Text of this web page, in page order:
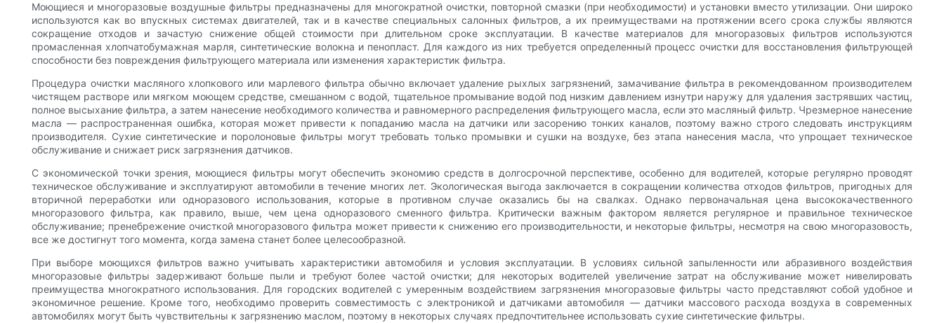
Моющиеся и многоразовые воздушные фильтры предназначены для многократной очистки, повторной смазки (при необходимости) и установки вместо утилизации. Они широко
используются как во впускных системах двигателей, так и в качестве специальных салонных фильтров, а их преимуществами на протяжении всего срока службы являются
сокращение отходов и зачастую снижение общей стоимости при длительном сроке эксплуатации. В качестве материалов для многоразовых фильтров используются
промасленная хлопчатобумажная марля, синтетические волокна и пенопласт. Для каждого из них требуется определенный процесс очистки для восстановления фильтрующей
способности без повреждения фильтрующего материала или изменения характеристик фильтра.
Процедура очистки масляного хлопкового или марлевого фильтра обычно включает удаление рыхлых загрязнений, замачивание фильтра в рекомендованном производителем
чистящем растворе или мягком моющем средстве, смешанном с водой, тщательное промывание водой под низким давлением изнутри наружу для удаления застрявших частиц,
полное высыхание фильтра, а затем нанесение необходимого количества и равномерного распределения фильтрующего масла, если это масляный фильтр. Чрезмерное нанесение
масла — распространенная ошибка, которая может привести к попаданию масла на датчики или засорению тонких каналов, поэтому важно строго следовать инструкциям
производителя. Сухие синтетические и поролоновые фильтры могут требовать только промывки и сушки на воздухе, без этапа нанесения масла, что упрощает техническое
обслуживание и снижает риск загрязнения датчиков.
С экономической точки зрения, моющиеся фильтры могут обеспечить экономию средств в долгосрочной перспективе, особенно для водителей, которые регулярно проводят
техническое обслуживание и эксплуатируют автомобили в течение многих лет. Экологическая выгода заключается в сокращении количества отходов фильтров, пригодных для
вторичной переработки или одноразового использования, которые в противном случае оказались бы на свалках. Однако первоначальная цена высококачественного
многоразового фильтра, как правило, выше, чем цена одноразового сменного фильтра. Критически важным фактором является регулярное и правильное техническое
обслуживание; пренебрежение очисткой многоразового фильтра может привести к снижению его производительности, и некоторые фильтры, несмотря на свою многоразовость,
все же достигнут того момента, когда замена станет более целесообразной.
При выборе моющихся фильтров важно учитывать характеристики автомобиля и условия эксплуатации. В условиях сильной запыленности или абразивного воздействия
многоразовые фильтры задерживают больше пыли и требуют более частой очистки; для некоторых водителей увеличение затрат на обслуживание может нивелировать
преимущества многократного использования. Для городских водителей с умеренным воздействием загрязнения многоразовые фильтры часто представляют собой удобное и
экономичное решение. Кроме того, необходимо проверить совместимость с электроникой и датчиками автомобиля — датчики массового расхода воздуха в современных
автомобилях могут быть чувствительны к загрязнению маслом, поэтому в некоторых случаях предпочтительнее использовать сухие синтетические фильтры.